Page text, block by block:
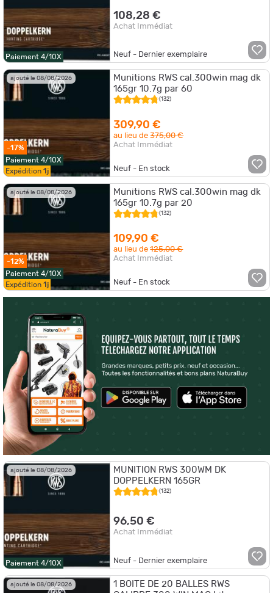
Paiement 4/10X
108,28 €
Achat Immédiat
Neuf - Dernier exemplaire
ajouté le 08/08/2026
-17%
Paiement 4/10X
Expédition 1j
Munitions RWS cal.300win mag dk
165gr 10.7g par 60
(132)
309,90 €
au lieu de375,00 €
Achat Immédiat
Neuf - En stock
ajouté le 08/08/2026
-12%
Paiement 4/10X
Expédition 1j
Munitions RWS cal.300win mag dk
165gr 10.7g par 20
(132)
109,90 €
au lieu de125,00 €
Achat Immédiat
Neuf - En stock
ajouté le 08/08/2026
Paiement 4/10X
MUNITION RWS 300WM DK
DOPPELKERN 165GR
(132)
96,50 €
Achat Immédiat
Neuf - Dernier exemplaire
ajouté le 08/08/2026
1 BOITE DE 20 BALLES RWS